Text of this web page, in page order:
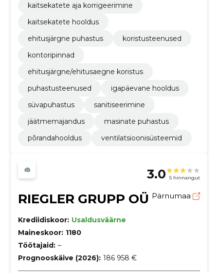
kaitsekatete aja korrigeerimine
kaitsekatete hooldus
ehitusjärgne puhastus
koristusteenused
kontoripinnad
ehitusjärgne/ehitusaegne koristus
puhastusteenused
igapäevane hooldus
süvapuhastus
sanitiseerimine
jäätmemajandus
masinate puhastus
põrandahooldus
ventilatsioonisüsteemid
3.0 5 hinnangut
RIEGLER GRUPP OÜ Pärnumaa
Krediidiskoor: Usaldusväärne
Maineskoor: 1180
Töötajaid: –
Prognooskäive (2026): 186 958 €